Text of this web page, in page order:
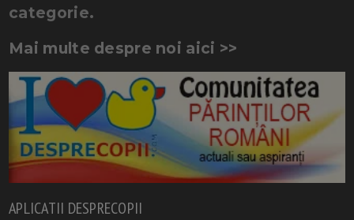
categorie.
Mai multe despre noi aici >>
APLICATII DESPRECOPII